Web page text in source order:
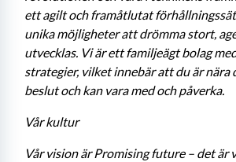
ett agilt och framåtlutat
unika möjligheter att drömma stort,
utvecklas. Vi är ett familjeägt bolag
strategier, vilket innebär att du är nära
beslut och kan vara med och påverka.
Vår kultur
Vår vision är Promising future – det är